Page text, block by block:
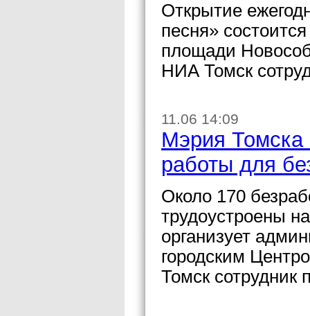
Открытие
песня»
площади
НИА Томск
11.06 14:09
Мэрия Томска
работы для
Около 170
трудоустроены
организует
городским
Томск сотрудник